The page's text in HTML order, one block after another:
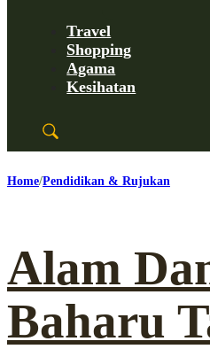
Travel
Shopping
Agama
Kesihatan
Home Pendidikan & Rujukan
Alam
Baharu